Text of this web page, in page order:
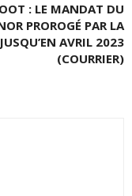
: LE MANDAT DU
PROROGÉ PAR LA
AVRIL 2023
(COURRIER)